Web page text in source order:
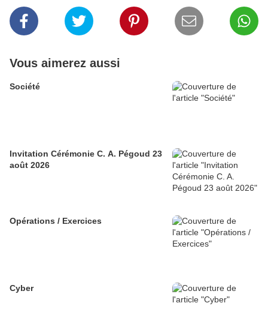
Vous aimerez aussi
Société
Invitation Cérémonie C. A. Pégoud 23
août 2026
Opérations / Exercices
Cyber